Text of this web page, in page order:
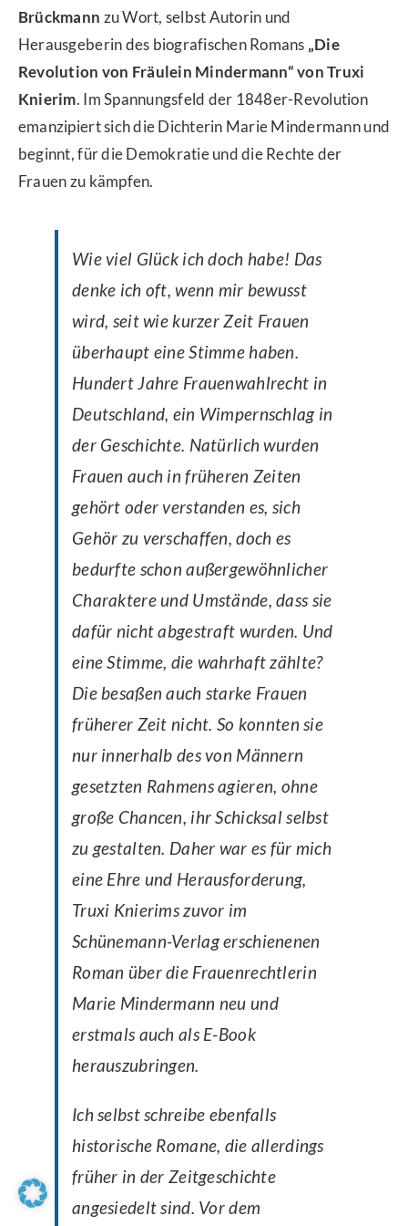
Brückmann zu Wort, selbst Autorin und
Herausgeberin des biografischen Romans „Die
Revolution von Fräulein Mindermann“ von Truxi
Knierim. Im Spannungsfeld der 1848er-Revolution
emanzipiert sich die Dichterin Marie Mindermann und
beginnt, für die Demokratie und die Rechte der
Frauen zu kämpfen.
Wie viel Glück ich doch habe! Das
denke ich oft, wenn mir bewusst
wird, seit wie kurzer Zeit Frauen
überhaupt eine Stimme haben.
Hundert Jahre Frauenwahlrecht in
Deutschland, ein Wimpernschlag in
der Geschichte. Natürlich wurden
Frauen auch in früheren Zeiten
gehört oder verstanden es, sich
Gehör zu verschaffen, doch es
bedurfte schon außergewöhnlicher
Charaktere und Umstände, dass sie
dafür nicht abgestraft wurden. Und
eine Stimme, die wahrhaft zählte?
Die besaßen auch starke Frauen
früherer Zeit nicht. So konnten sie
nur innerhalb des von Männern
gesetzten Rahmens agieren, ohne
große Chancen, ihr Schicksal selbst
zu gestalten. Daher war es für mich
eine Ehre und Herausforderung,
Truxi Knierims zuvor im
Schünemann-Verlag erschienenen
Roman über die Frauenrechtlerin
Marie Mindermann neu und
erstmals auch als E-Book
herauszubringen.
Ich selbst schreibe ebenfalls
historische Romane, die allerdings
früher in der Zeitgeschichte
angesiedelt sind. Vor dem